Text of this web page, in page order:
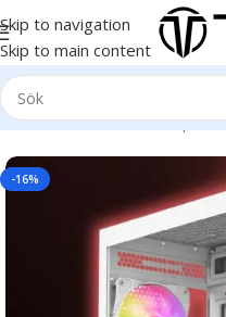
Skip to navigation
Skip to main content
Hem/Stationär dator/
-16%